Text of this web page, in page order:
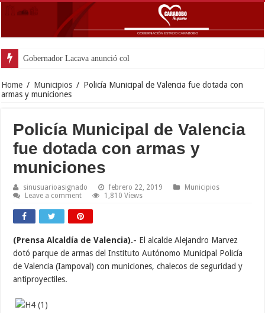
Gobernador Lacava anunció colocación de más d
Home / Municipios / Policía Municipal de Valencia fue dotada con
armas y municiones
Policía Municipal de Valencia
fue dotada con armas y
municiones
sinusuarioasignado febrero 22, 2019
Municipios
Leave a comment
1,810 Views
(Prensa Alcaldía de Valencia).- El alcalde Alejandro Marvez
dotó parque de armas del Instituto Autónomo Municipal Policía
de Valencia (Iampoval) con municiones, chalecos de seguridad y
antiproyectiles.